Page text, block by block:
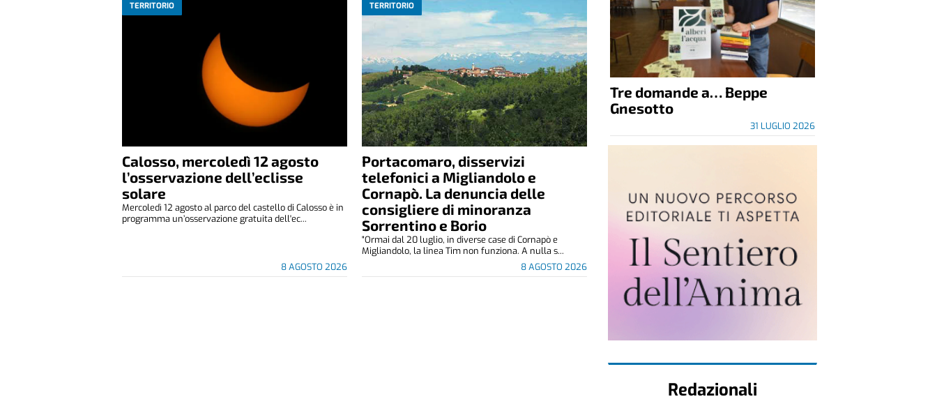
TERRITORIO
Calosso, mercoledì 12 agosto
l’osservazione dell’eclisse
solare
8 AGOSTO 2026
Mercoledì 12 agosto al parco del castello di Calosso è in
programma un’osservazione gratuita dell'ec...
TERRITORIO
Portacomaro, disservizi
telefonici a Migliandolo e
Cornapò. La denuncia delle
consigliere di minoranza
Sorrentino e Borio
8 AGOSTO 2026
"Ormai dal 20 luglio, in diverse case di Cornapò e
Migliandolo, la linea Tim non funziona. A nulla s...
Tre domande a… Beppe
Gnesotto
31 LUGLIO 2026
Redazionali